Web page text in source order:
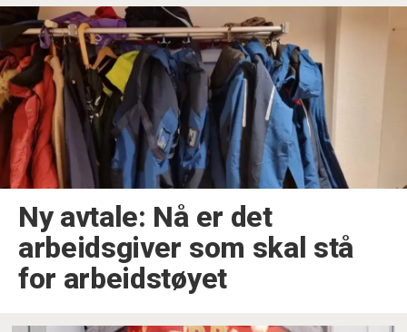
Ny avtale: Nå er det
arbeidsgiver som skal stå
for arbeidstøyet